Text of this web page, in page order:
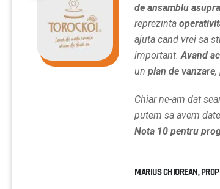
de ansamblu
reprezinta
ajuta cand vrei sa
important.Avand
un plan de vanzare,
Chiar ne-am dat
putem sa avem
Nota 10 pentru
MARIUS CHIOREAN,